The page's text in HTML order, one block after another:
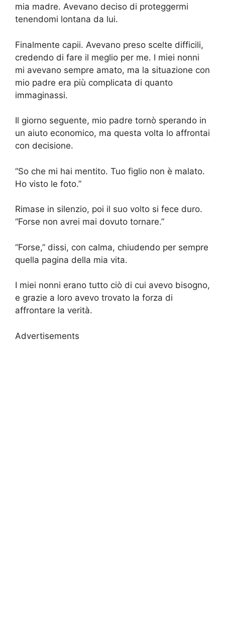
mia madre. Avevano deciso di proteggermi
tenendomi lontana da lui.
Finalmente capii. Avevano preso scelte difficili,
credendo di fare il meglio per me. I miei nonni
mi avevano sempre amato, ma la situazione con
mio padre era più complicata di quanto
immaginassi.
Il giorno seguente, mio padre tornò sperando in
un aiuto economico, ma questa volta lo affrontai
con decisione.
“So che mi hai mentito. Tuo figlio non è malato.
Ho visto le foto.”
Rimase in silenzio, poi il suo volto si fece duro.
“Forse non avrei mai dovuto tornare.”
“Forse,” dissi, con calma, chiudendo per sempre
quella pagina della mia vita.
I miei nonni erano tutto ciò di cui avevo bisogno,
e grazie a loro avevo trovato la forza di
affrontare la verità.
Advertisements